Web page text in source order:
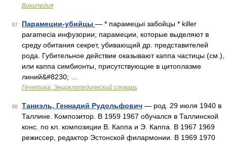
Википедия
97 Парамеции-убийцы — * парамецыі забойцы * killer
paramecia инфузории; парамеции, которые выделяют в
среду обитания секрет, убивающий др. представителей
рода. Губительное действие оказывают каппа частицы (см.),
или каппа симбионты, присутствующие в цитоплазме
линий&#8230; …
Генетика. Энциклопедический словарь
98 Таниэль, Геннадий Рудольфович — род. 29 июля 1940 в
Таллине. Композитор. В 1959 1967 обучался в Таллинской
конс. по кл. композиции В. Каппа и Э. Каппа. В 1967 1969
режиссер, редактор Эстонской филармонии. В 1969 1970